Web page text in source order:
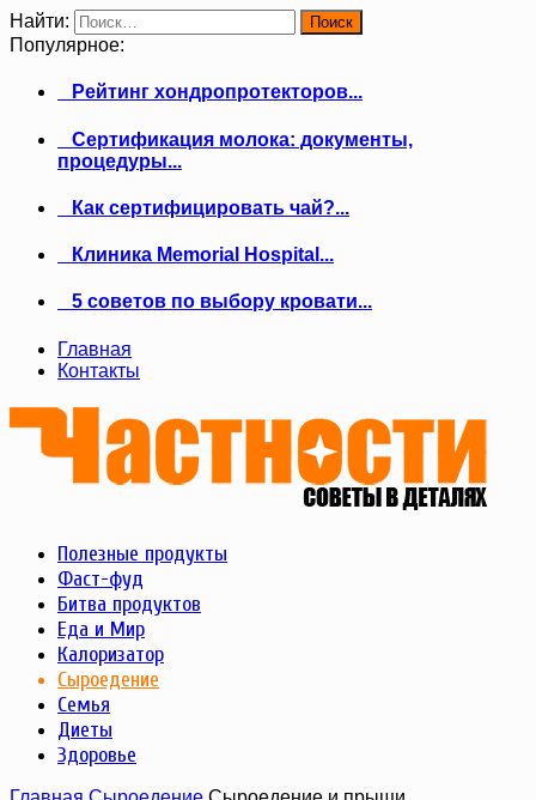
Найти:
Популярное:
Рейтинг хондропротекторов...
Сертификация молока: документы,
процедуры...
Как сертифицировать чай?...
Клиника Memorial Hospital...
5 советов по выбору кровати...
Главная
Контакты
Полезные продукты
Фаст-фуд
Битва продуктов
Еда и Мир
Калоризатор
Сыроедение
Семья
Диеты
Здоровье